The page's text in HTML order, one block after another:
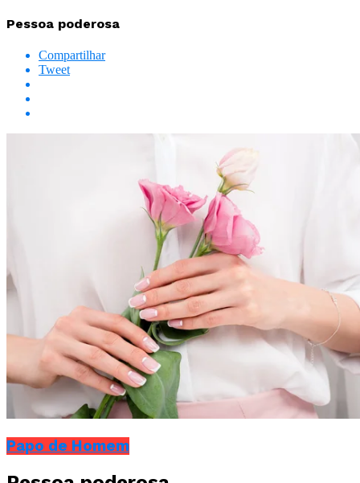
Pessoa poderosa
Compartilhar
Tweet
Papo de Homem